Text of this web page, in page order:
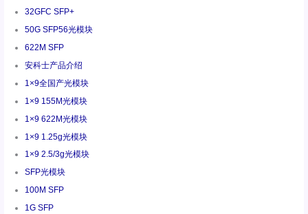
32GFC SFP+
50G SFP56光模块
622M SFP
安科士产品介绍
1×9全国产光模块
1×9 155M光模块
1×9 622M光模块
1×9 1.25g光模块
1×9 2.5/3g光模块
SFP光模块
100M SFP
1G SFP